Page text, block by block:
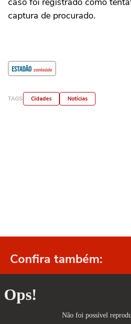
captura de procurado.
TAGS Cidades Notícias
Confira também: